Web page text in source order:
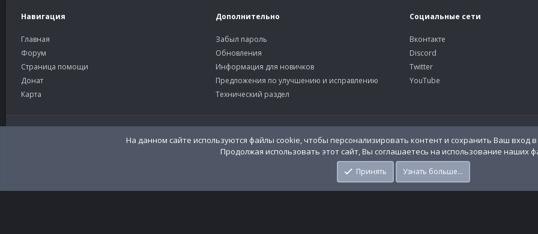
Навигация
Главная
Форум
Страница помощи
Донат
Карта
Дополнительно
Забыл пароль
Обновления
Информация для новичков
Предложения по улучшению и исправлению
Технический раздел
Социальные сети
Вконтакте
Discord
Twitter
YouTube
Russian (RU)